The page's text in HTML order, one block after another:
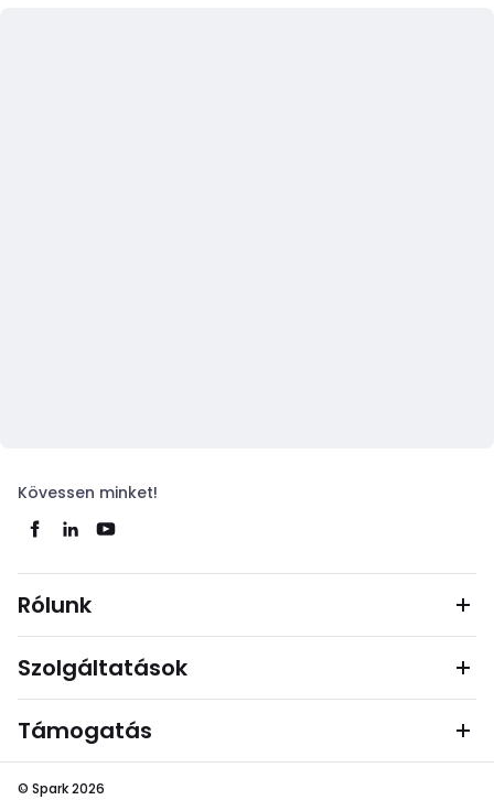
Kövessen minket!
Rólunk
Szolgáltatások
Támogatás
© Spark 2026